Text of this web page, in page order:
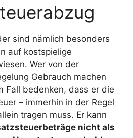
sind nämlich besonders
auf kostspielige
Wer von der
Gebrauch machen
Fall bedenken, dass er die
– immerhin in der Regel
tragen muss. Er kann
nicht als